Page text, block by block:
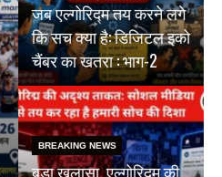
जब एल्गोरिद्म तय करने लगे
कि सच क्या है: डिजिटल इको
चैंबर का खतरा : भाग-2
BREAKING NEWS
बड़ा खुलासा, एल्गोरिद्म की